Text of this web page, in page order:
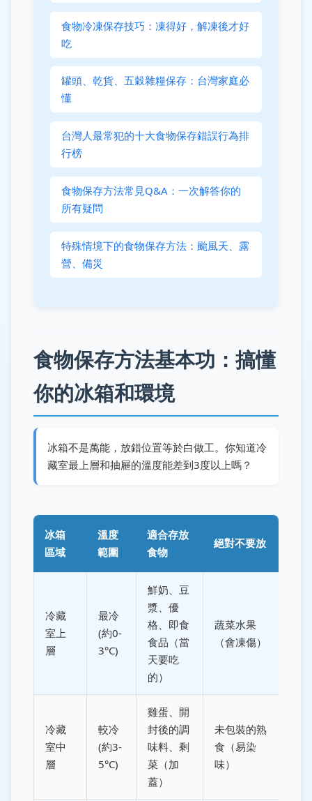
食物冷凍保存技巧：凍得好，解凍後才好
吃
罐頭、乾貨、五穀雜糧保存：台灣家庭必
懂
台灣人最常犯的十大食物保存錯誤行為排
行榜
食物保存方法常見Q&A：一次解答你的
所有疑問
特殊情境下的食物保存方法：颱風天、露
營、備災
食物保存方法基本功：搞懂
你的冰箱和環境
冰箱不是萬能，放錯位置等於白做工。你知道冷
藏室最上層和抽屜的溫度能差到3度以上嗎？
冰箱
區域
溫度
範圍
適合存放
食物
絕對不要放
冷藏
室上
層
最冷
(約0-
3°C)
鮮奶、豆
漿、優
格、即食
食品（當
天要吃
的）
蔬菜水果
（會凍傷）
冷藏
室中
層
較冷
(約3-
5°C)
雞蛋、開
封後的調
味料、剩
菜（加
蓋）
未包裝的熟
食（易染
味）